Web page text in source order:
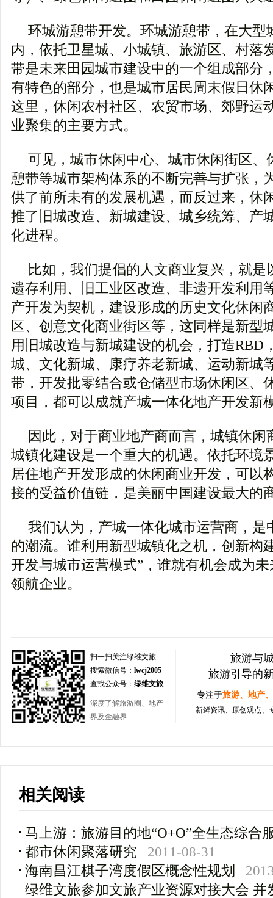
环城游憩带开发。环城游憩带，在大型
内，依托卫星城、小城镇、旅游区、村落
带是未来田园城市建设中的一个组成部分
有特色的部分，也是城市居民周末假日休
这里，休闲农村社区、农贸市场、郊野运
业聚集的主要方式。
可见，城市休闲中心、城市休闲街区、
憩带等城市架构体系的不断完善与扩张，
供了前所未有的发展机遇，而反过来，休
推了旧城改造、新城建设、城乡统筹、产
化进程。
比如，我们提倡的人文商业复兴，就是
遗存利用、旧工业区改造、非遗开发利用
产开发为契机，建设形成的历史文化休闲
区、创意文化商业街区等，这同样是新型
用旧城改造与新城建设的机会，打造RBD
城、文化新城、康疗养老新城、运动新城
带，开发批零结合或仓储型市场休闲区、
项目，都可以成就产城一体化地产开发新
因此，对于商业地产商而言，城镇休闲
城镇化建设是一个重大的机遇。依托环境
居住地产开发形成的休闲商业开发，可以
接的受益价值链，是美丽中国建设最大的
我们认为，产城一体化城市运营商，是
的潮流。谁利用新型城镇化之机，创新构
开发与城市运营模式”，谁就有机会成为
领航企业。
扫一扫关注绿维文旅
搜索微信号： lwcj2005
查找公众号： 绿维文旅
深度了解旅游圈、地产
界及金融界
旅游与
旅游引导的
专注于旅游、地产
新鲜资讯、原创观点、
相关阅读
马上游：旅游目的地“O+O”全生态综合
都市休闲聚落研究
2011-08-31
海南昌江棋子湾度假区概念性规划
绿维文旅参加文旅产业资源对接大会 并